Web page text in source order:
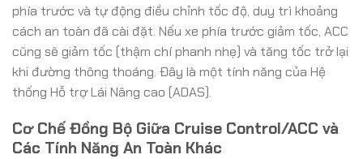
phía trước và tự động điều chỉnh tốc độ, duy trì khoảng
cách an toàn đã cài đặt. Nếu xe phía trước giảm tốc, ACC
cũng sẽ giảm tốc (thậm chí phanh nhẹ) và tăng tốc trở lại
khi đường thông thoáng. Đây là một tính năng của Hệ
thống Hỗ trợ Lái Nâng cao (ADAS).
Cơ Chế Đồng Bộ Giữa Cruise Control/ACC và
Các Tính Năng An Toàn Khác